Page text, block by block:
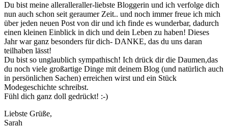
Du bist meine alleralleraller-liebste Bloggerin und ich verfolge dich
nun auch schon seit geraumer Zeit.. und noch immer freue ich mich
über jeden neuen Post von dir und ich finde es wunderbar, dadurch
einen kleinen Einblick in dich und dein Leben zu haben! Dieses
Jahr war ganz besonders für dich- DANKE, das du uns daran
teilhaben lässt!
Du bist so unglaublich sympathisch! Ich drück dir die Daumen,das
du noch viele großartige Dinge mit deinem Blog (und natürlich auch
in persönlichen Sachen) erreichen wirst und ein Stück
Modegeschichte schreibst.
Fühl dich ganz doll gedrückt! :-)
Liebste Grüße,
Sarah